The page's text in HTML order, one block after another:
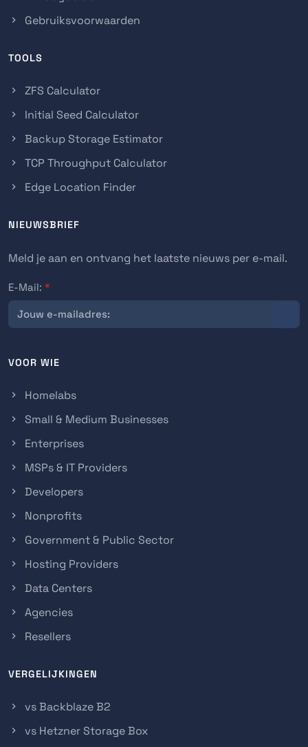
Gebruiksvoorwaarden
TOOLS
ZFS Calculator
Initial Seed Calculator
Backup Storage Estimator
TCP Throughput Calculator
Edge Location Finder
NIEUWSBRIEF
Meld je aan en ontvang het laatste nieuws per e-mail.
E-Mail: *
VOOR WIE
Homelabs
Small & Medium Businesses
Enterprises
MSPs & IT Providers
Developers
Nonprofits
Government & Public Sector
Hosting Providers
Data Centers
Agencies
Resellers
VERGELIJKINGEN
vs Backblaze B2
vs Hetzner Storage Box